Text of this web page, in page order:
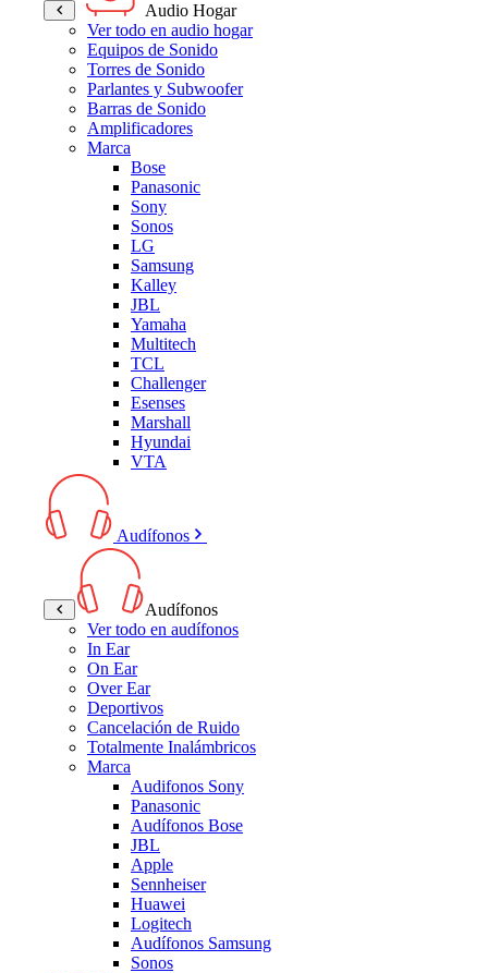
Audio Hogar
Ver todo en audio hogar
Equipos de Sonido
Torres de Sonido
Parlantes y Subwoofer
Barras de Sonido
Amplificadores
Marca
Bose
Panasonic
Sony
Sonos
LG
Samsung
Kalley
JBL
Yamaha
Multitech
TCL
Challenger
Esenses
Marshall
Hyundai
VTA
Audífonos
Audífonos
Ver todo en audífonos
In Ear
On Ear
Over Ear
Deportivos
Cancelación de Ruido
Totalmente Inalámbricos
Marca
Audifonos Sony
Panasonic
Audífonos Bose
JBL
Apple
Sennheiser
Huawei
Logitech
Audífonos Samsung
Sonos